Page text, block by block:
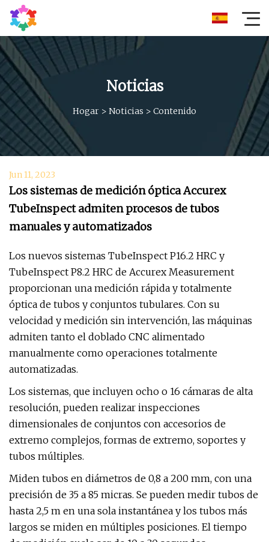
Noticias
Hogar > Noticias > Contenido
Jun 11, 2023
Los sistemas de medición óptica Accurex
TubeInspect admiten procesos de tubos
manuales y automatizados
Los nuevos sistemas TubeInspect P16.2 HRC y
TubeInspect P8.2 HRC de Accurex Measurement
proporcionan una medición rápida y totalmente
óptica de tubos y conjuntos tubulares. Con su
velocidad y medición sin intervención, las máquinas
admiten tanto el doblado CNC alimentado
manualmente como operaciones totalmente
automatizadas.
Los sistemas, que incluyen ocho o 16 cámaras de alta
resolución, pueden realizar inspecciones
dimensionales de conjuntos con accesorios de
extremo complejos, formas de extremo, soportes y
tubos múltiples.
Miden tubos en diámetros de 0,8 a 200 mm, con una
precisión de 35 a 85 micras. Se pueden medir tubos de
hasta 2,5 m en una sola instantánea y los tubos más
largos se miden en múltiples posiciones. El tiempo